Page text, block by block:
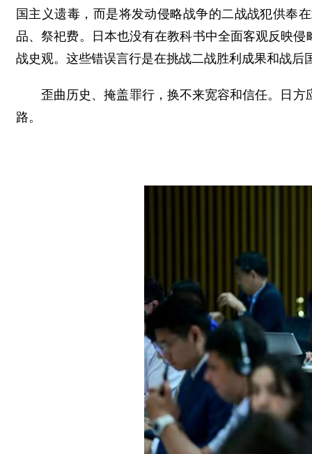
国主义遗毒，而是将发动侵略战争的二战战犯供奉
品、祭祀费。日本也没有在教科书中全面客观反映
战史观。这些错误言行是在挑战二战胜利成果和战后
歪曲历史、掩盖罪行，换不来宽容和信任。日
路。